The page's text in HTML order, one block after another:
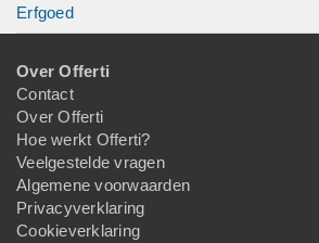
Erfgoed
Over Offerti
Contact
Over Offerti
Hoe werkt Offerti?
Veelgestelde vragen
Algemene voorwaarden
Privacyverklaring
Cookieverklaring